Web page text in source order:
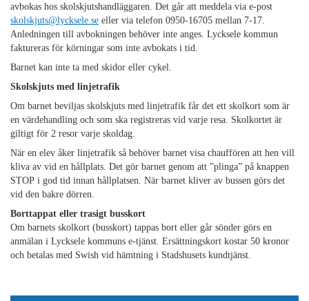
avbokas hos skolskjutshandläggaren. Det går att meddela via e-post
skolskjuts@lycksele.se eller via telefon 0950-16705 mellan 7-17.
Anledningen till avbokningen behöver inte anges. Lycksele kommun
faktureras för körningar som inte avbokats i tid.
Barnet kan inte ta med skidor eller cykel.
Skolskjuts med linjetrafik
Om barnet beviljas skolskjuts med linjetrafik får det ett skolkort som är
en värdehandling och som ska registreras vid varje resa. Skolkortet är
giltigt för 2 resor varje skoldag.
När en elev åker linjetrafik så behöver barnet visa chauffören att hen vill
kliva av vid en hållplats. Det gör barnet genom att ”plinga” på knappen
STOP i god tid innan hållplatsen. När barnet kliver av bussen görs det
vid den bakre dörren.
Borttappat eller trasigt busskort
Om barnets skolkort (busskort) tappas bort eller går sönder görs en
anmälan i Lycksele kommuns e-tjänst. Ersättningskort kostar 50 kronor
och betalas med Swish vid hämtning i Stadshusets kundtjänst.